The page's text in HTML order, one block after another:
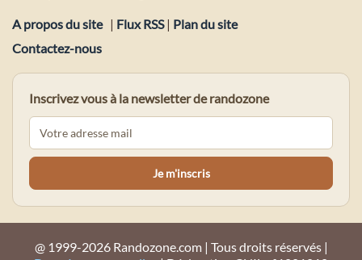
A propos du site | Flux RSS| Plan du site
Contactez-nous
Inscrivez vous à la newsletter de randozone
@ 1999-2026 Randozone.com | Tous droits réservés |